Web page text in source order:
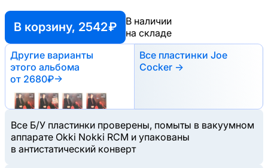
В корзину, 2542 ₽
В наличии
на складе
Другие варианты
этого альбома
от 2680₽→
Все пластинки Joe
Cocker →
Все Б/У пластинки проверены, помыты в вакуумном
аппарате Okki Nokki RCM и упакованы
в антистатический конверт